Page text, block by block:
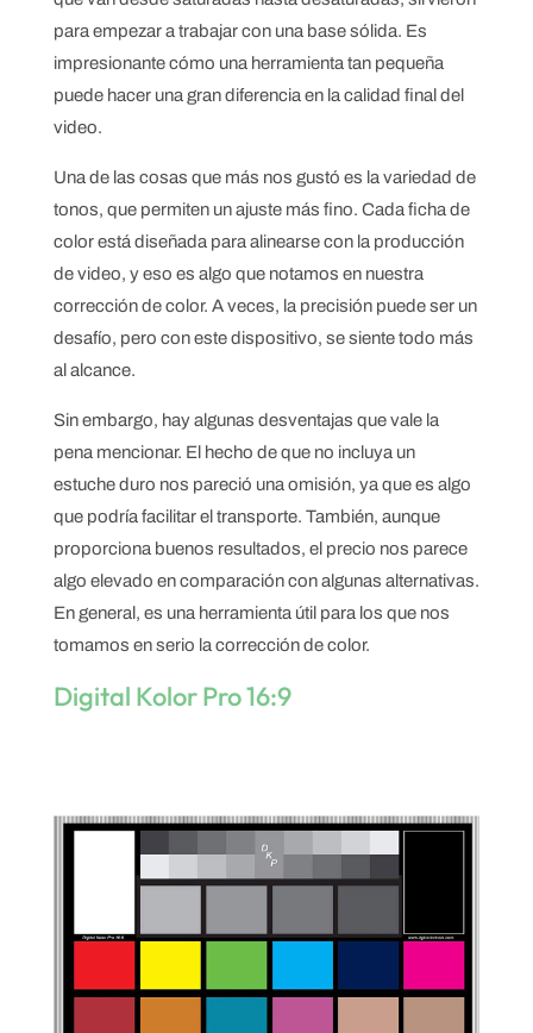
para empezar a trabajar con una base sólida. Es
impresionante cómo una herramienta tan pequeña
puede hacer una gran diferencia en la calidad final del
video.
Una de las cosas que más nos gustó es la variedad de
tonos, que permiten un ajuste más fino. Cada ficha de
color está diseñada para alinearse con la producción
de video, y eso es algo que notamos en nuestra
corrección de color. A veces, la precisión puede ser un
desafío, pero con este dispositivo, se siente todo más
al alcance.
Sin embargo, hay algunas desventajas que vale la
pena mencionar. El hecho de que no incluya un
estuche duro nos pareció una omisión, ya que es algo
que podría facilitar el transporte. También, aunque
proporciona buenos resultados, el precio nos parece
algo elevado en comparación con algunas alternativas.
En general, es una herramienta útil para los que nos
tomamos en serio la corrección de color.
Digital Kolor Pro 16:9